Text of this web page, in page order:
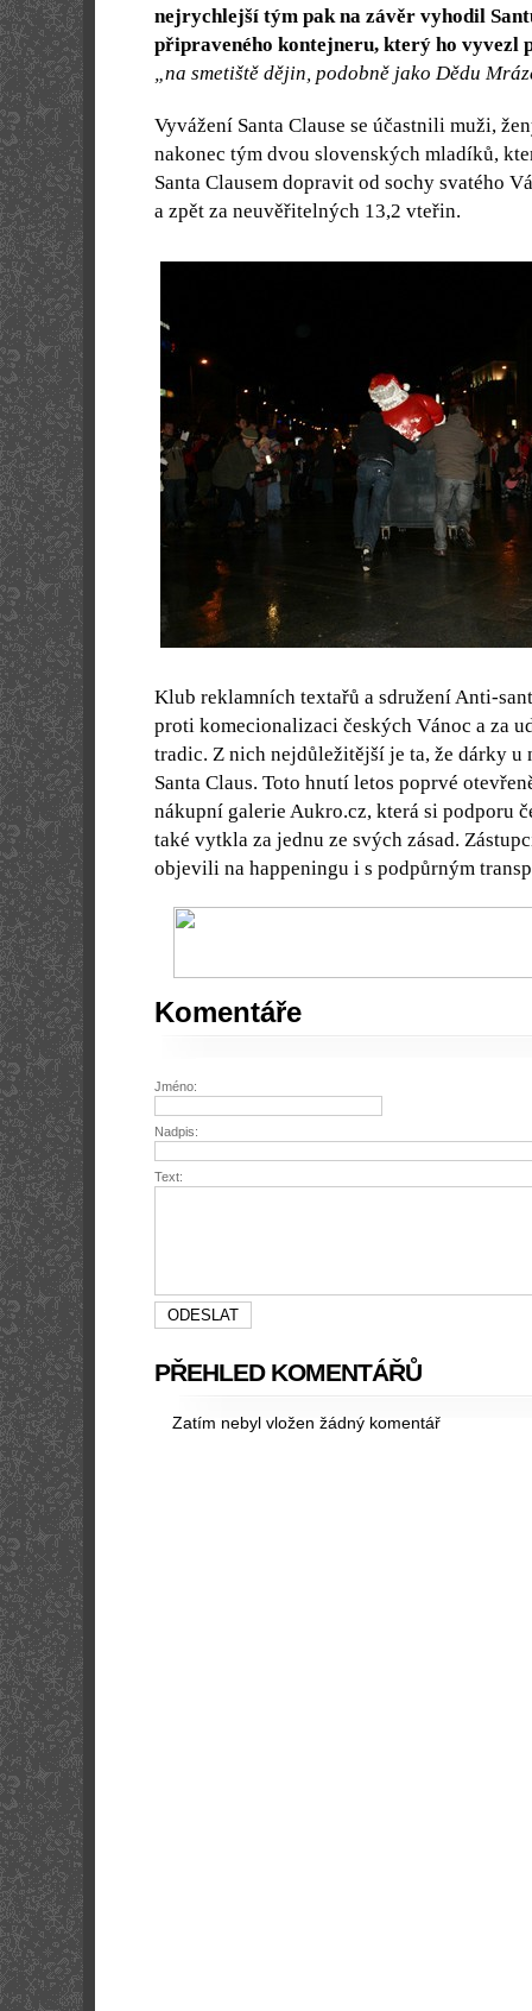
nejrychlejší tým pak na závěr vyhodil
připraveného kontejneru, který ho vyvezl
„na smetiště dějin, podobně jako Dědu
Vyvážení Santa Clause se účastnili muži,
nakonec tým dvou slovenských mladíků,
Santa Clausem dopravit od sochy svatého
a zpět za neuvěřitelných 13,2 vteřin.
Klub reklamních textařů a sdružení Anti-
proti komecionalizaci českých Vánoc a za
tradic. Z nich nejdůležitější je ta, že dárky u
Santa Claus. Toto hnutí letos poprvé
nákupní galerie Aukro.cz, která si podporu
také vytkla za jednu ze svých zásad.
objevili na happeningu i s podpůrným
Komentáře
Jméno:
Nadpis:
Text:
PŘEHLED KOMENTÁŘŮ
Zatím nebyl vložen žádný komentář